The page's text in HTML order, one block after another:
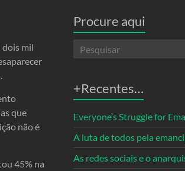
dois mil
que
não é
45% na
Procure aqui
+Recentes…
Everyone’s Struggle for
A luta de todos pela
As redes sociais e o